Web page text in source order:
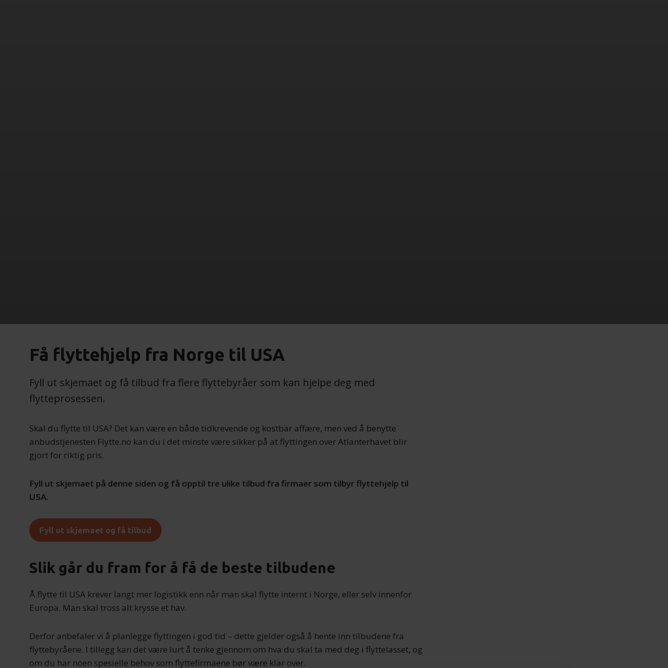
Få flyttehjelp fra Norge til USA
Fyll ut skjemaet og få tilbud fra flere flyttebyråer som kan hjelpe deg med
flytteprosessen.
Skal du flytte til USA? Det kan være en både tidkrevende og kostbar affære, men ved å benytte
anbudstjenesten Flytte.no kan du i det minste være sikker på at flyttingen over Atlanterhavet blir
gjort for riktig pris.
Fyll ut skjemaet på denne siden og få opptil tre ulike tilbud fra firmaer som tilbyr flyttehjelp til
USA.
Fyll ut skjemaet og få tilbud
Slik går du fram for å få de beste tilbudene
Å flytte til USA krever langt mer logistikk enn når man skal flytte internt i Norge, eller selv innenfor
Europa. Man skal tross alt krysse et hav.
Derfor anbefaler vi å planlegge flyttingen i god tid – dette gjelder også å hente inn tilbudene fra
flyttebyråene. I tillegg kan det være lurt å tenke gjennom om hva du skal ta med deg i flyttelasset, og
om du har noen spesielle behov som flyttefirmaene bør være klar over.